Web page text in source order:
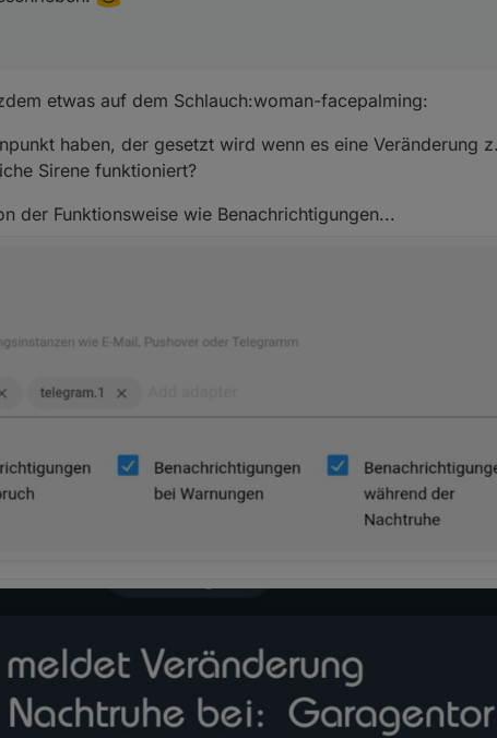
etwas auf dem Schlauch:woman-facepalming:
haben, der gesetzt wird wenn es eine Veränderung
Sirene funktioniert?
der Funktionsweise wie Benachrichtigungen...